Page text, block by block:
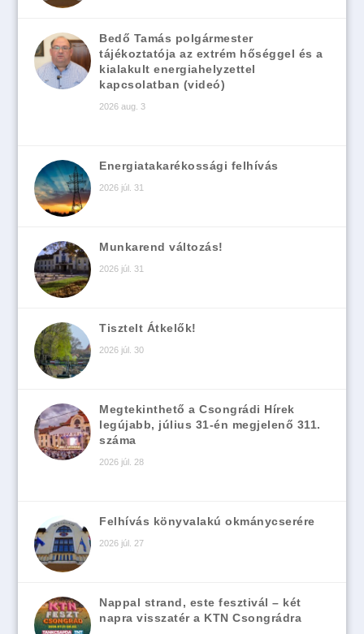
Bedő Tamás polgármester
tájékoztatója az extrém hőséggel és a
kialakult energiahelyzettel
kapcsolatban (videó)
2026 aug. 3
Energiatakarékossági felhívás
2026 júl. 31
Munkarend változás!
2026 júl. 31
Tisztelt Átkelők!
2026 júl. 30
Megtekinthető a Csongrádi Hírek
legújabb, július 31-én megjelenő 311.
száma
2026 júl. 28
Felhívás könyvalakú okmánycserére
2026 júl. 27
Nappal strand, este fesztivál – két
napra visszatér a KTN Csongrádra